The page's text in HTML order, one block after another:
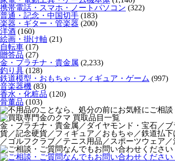
携帯電話・スマホ・ノートパソコン (322)
普通・記念・中国切手 (183)
楽器・ギター・管楽器 (200)
洋酒 (160)
絵画・掛け軸 (21)
自転車 (17)
贈答品 (27)
金・プラチナ・貴金属 (2,233)
釣り具 (128)
鉄道模型・おもちゃ・フィギュア・ゲーム (997)
音楽器機 (83)
香水・化粧品 (120)
骨董品 (103)
金・プラチナ・貴金属／ダイヤモンド・宝石／
貨／記念硬貨／フィギュア／おもちゃ／鉄道払
／ゴルフクラブ／テニス用品／スポーツウェア／